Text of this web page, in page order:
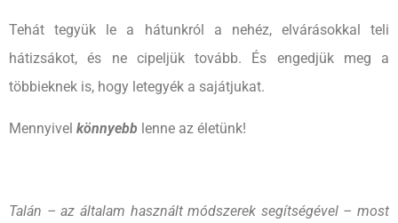
Tehát tegyük le a hátunkról a nehéz, elvárásokkal teli
hátizsákot, és ne cipeljük tovább. És engedjük meg a
többieknek is, hogy letegyék a sajátjukat.
Mennyivel könnyebb lenne az életünk!
Talán – az általam használt módszerek segítségével – most